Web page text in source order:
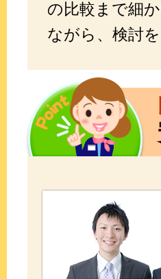
の比較まで細
ながら、検討